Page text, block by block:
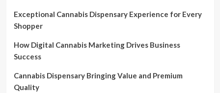
Exceptional Cannabis Dispensary Experience for Every
Shopper
How Digital Cannabis Marketing Drives Business
Success
Cannabis Dispensary Bringing Value and Premium
Quality